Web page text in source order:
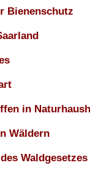
Bienenschutz
in
Wäldern
Waldgesetzes